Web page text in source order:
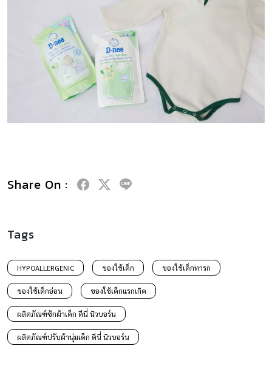
Share On :
Tags
HYPOALLERGENIC ของใช้เด็ก ของใช้เด็กทารก
ของใช้เด็กอ่อน ของใช้เด็กแรกเกิด
ผลิตภัณฑ์ซักผ้าเด็ก ดีนี่ นิวบอร์น
ผลิตภัณฑ์ปรับผ้านุ่มเด็ก ดีนี่ นิวบอร์น